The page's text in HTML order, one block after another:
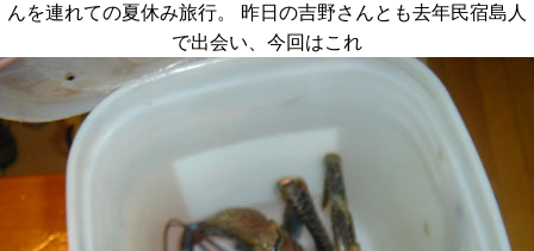
んを連れての夏休み旅行。 昨日の吉野さんとも去年民宿島人
で出会い、今回はこれ